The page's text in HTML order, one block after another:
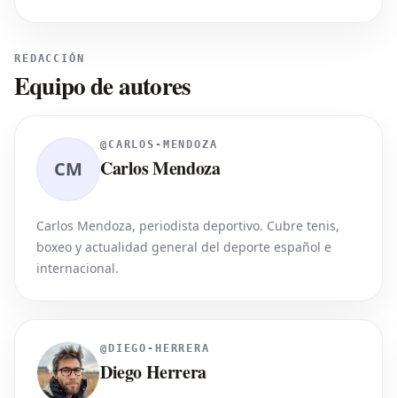
REDACCIÓN
Equipo de autores
CM
@ CARLOS-MENDOZA
Carlos Mendoza
Carlos Mendoza, periodista deportivo. Cubre tenis,
boxeo y actualidad general del deporte español e
internacional.
@ DIEGO-HERRERA
Diego Herrera